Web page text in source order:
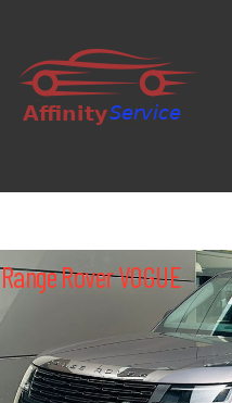
Home Car